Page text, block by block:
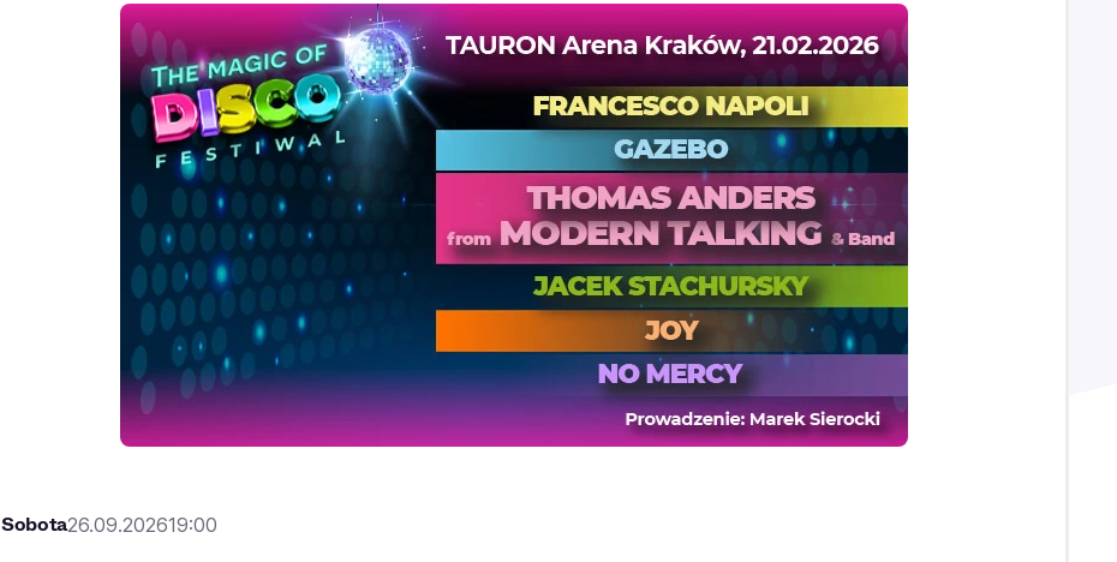
Sobota26.09.202619:00